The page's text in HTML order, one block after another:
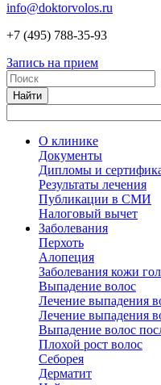
info@doktorvolos.ru
+7 (495) 788-35-93
Запись на прием
О клинике
Документы
Дипломы и
Результаты лечения
Публикации в СМИ
Налоговый вычет
Заболевания
Перхоть
Алопеция
Заболевания кожи
Выпадение волос
Лечение выпадения
Лечение выпадения
Выпадение волос
Плохой рост волос
Cеборея
Дерматит